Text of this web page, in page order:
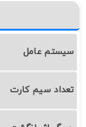
سیستم عامل
تعداد سیم کارت